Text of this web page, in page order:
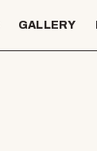
GALLERY